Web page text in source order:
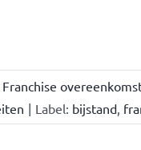
Franchise
| Label: bijstand,